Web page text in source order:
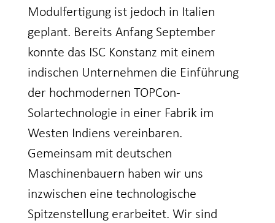
Modulfertigung ist jedoch in Italien
geplant. Bereits Anfang September
konnte das ISC Konstanz mit einem
indischen Unternehmen die Einführung
der hochmodernen TOPCon-
Solartechnologie in einer Fabrik im
Westen Indiens vereinbaren.
Gemeinsam mit deutschen
Maschinenbauern haben wir uns
inzwischen eine technologische
Spitzenstellung erarbeitet. Wir sind